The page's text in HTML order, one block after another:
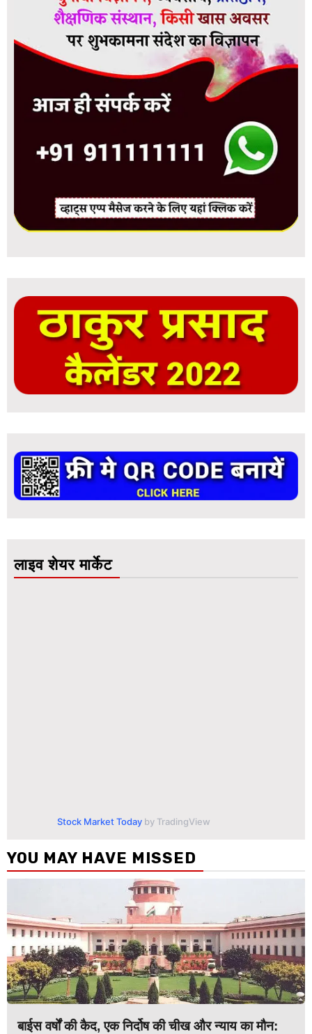
लाइव शेयर मार्केट
Stock Market Today by TradingView
YOU MAY HAVE MISSED
बाईस वर्षों की कैद, एक निर्दोष की चीख और न्याय का मौन: